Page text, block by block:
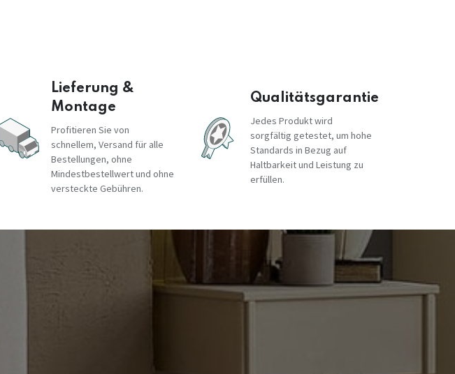
Lieferung &
Montage
Profitieren Sie von
schnellem, Versand für alle
Bestellungen, ohne
Mindestbestellwert und ohne
versteckte Gebühren.
Qualitätsgarantie
Jedes Produkt wird
sorgfältig getestet, um hohe
Standards in Bezug auf
Haltbarkeit und Leistung zu
erfüllen.